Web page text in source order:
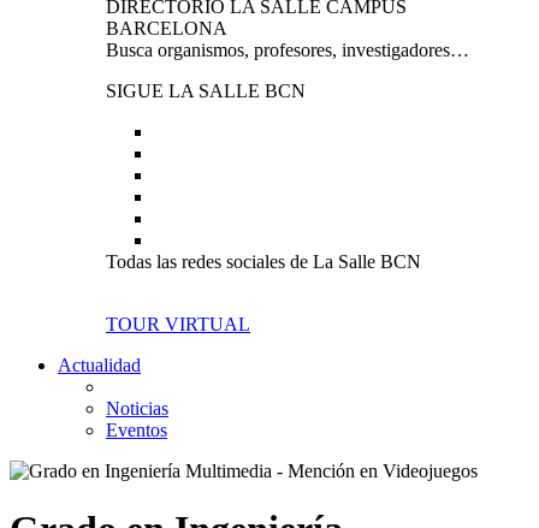
DIRECTORIO LA SALLE CAMPUS
BARCELONA
Busca organismos, profesores, investigadores…
SIGUE LA SALLE BCN
Todas las redes sociales de La Salle BCN
TOUR VIRTUAL
Actualidad
Noticias
Eventos